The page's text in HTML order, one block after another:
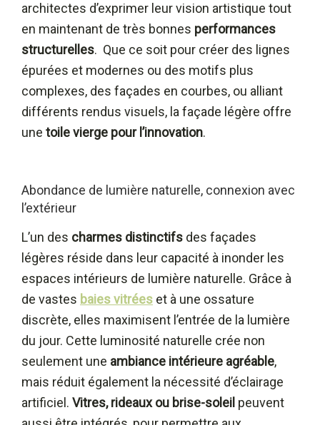
architectes d’exprimer leur vision artistique tout
en maintenant de très bonnes performances
structurelles. Que ce soit pour créer des lignes
épurées et modernes ou des motifs plus
complexes, des façades en courbes, ou alliant
différents rendus visuels, la façade légère offre
une toile vierge pour l’innovation.
Abondance de lumière naturelle, connexion avec
l’extérieur
L’un des charmes distinctifs des façades
légères réside dans leur capacité à inonder les
espaces intérieurs de lumière naturelle. Grâce à
de vastes baies vitrées et à une ossature
discrète, elles maximisent l’entrée de la lumière
du jour. Cette luminosité naturelle crée non
seulement une ambiance intérieure agréable,
mais réduit également la nécessité d’éclairage
artificiel. Vitres, rideaux ou brise-soleil peuvent